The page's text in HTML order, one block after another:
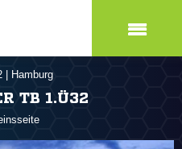
Hamburg
TB 1.Ü32